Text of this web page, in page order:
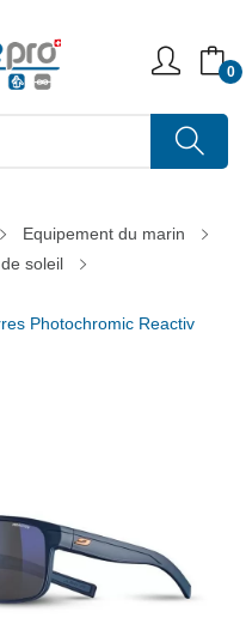
0
Equipement du marin
soleil
Photochromic Reactiv